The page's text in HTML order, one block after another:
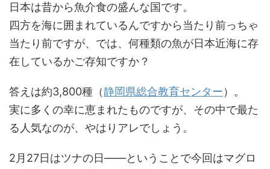
日本は昔から魚介食の盛んな国です。
四方を海に囲まれているんですから当たり前っちゃ
当たり前ですが、では、何種類の魚が日本近海に存
在しているかご存知ですか？
答えは約3,800種（静岡県総合教育センター）。
実に多くの幸に恵まれたものですが、その中で最た
る人気なのが、やはりアレでしょう。
2月27日はツナの日――ということで今回はマグロ